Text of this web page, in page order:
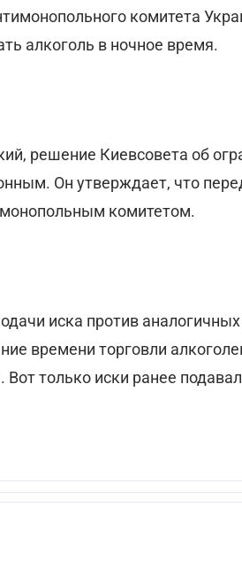
комитета
алкоголь в ночное время.
решение Киевсовета об
Он утверждает, что
комитетом.
иска против
времени торговли
только иски ранее